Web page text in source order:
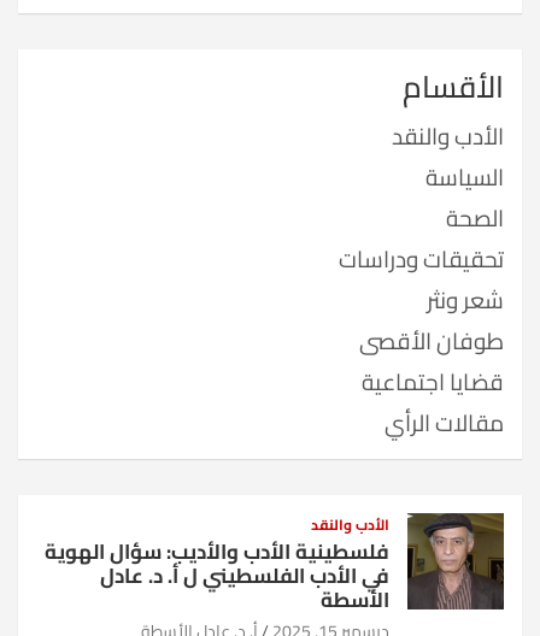
الأقسام
الأدب والنقد
السياسة
الصحة
تحقيقات ودراسات
شعر ونثر
طوفان الأقصى
قضايا اجتماعية
مقالات الرأي
الأدب والنقد
فلسطينية الأدب والأديب: سؤال الهوية
في الأدب الفلسطيني ل أ. د. عادل
الأسطة